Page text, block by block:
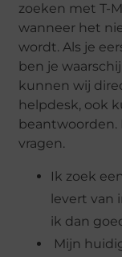
zoeken met T-
wanneer het
wordt. Als je
ben je
kunnen wij
helpdesk, ook
beantwoorden.
vragen.
Ik zoek
levert van
ik dan
Mijn